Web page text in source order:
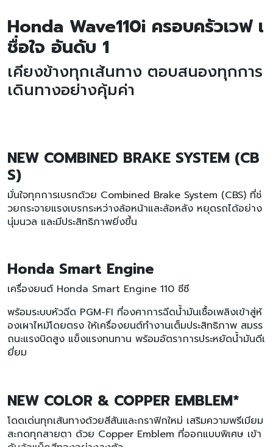
Honda Wave110i ครอบครัวเวฟ เ
ชื่อใจ อันดับ 1
เคียงข้างทุกเส้นทาง ตอบสนองทุกการ
เดินทางอย่างคุ้มค่า
NEW COMBINED BRAKE SYSTEM (CB
S)
มั่นใจทุกการเบรกด้วย Combined Brake System (CBS) ที่ช่
วยกระจายแรงเบรกระหว่างล้อหน้าและล้อหลัง หยุดรถได้อย่าง
นุ่มนวล และมีประสิทธิภาพยิ่งขึ้น
Honda Smart Engine
เครื่องยนต์ Honda Smart Engine 110 ซีซี
พร้อมระบบหัวฉีด PGM-FI ที่องศาการฉีดน้ำมันเชื้อเพลิงเข้าสู่ห้
องเผาไหม้โดยตรง ให้เครื่องยนต์ทำงานเต็มประสิทธิภาพ สมรร
ถนะแรงบิดสูง แข็งแรงทนทาน พร้อมอัตราการประหยัดน้ำมันดีเ
ยี่ยม
NEW COLOR & COPPER EMBLEM*
โดดเด่นทุกเส้นทางด้วยสีสันและกราฟิกใหม่ เสริมความพรีเมียม
สะกดทุกสายตา ด้วย Copper Emblem ที่ออกแบบพิเศษ เข้า